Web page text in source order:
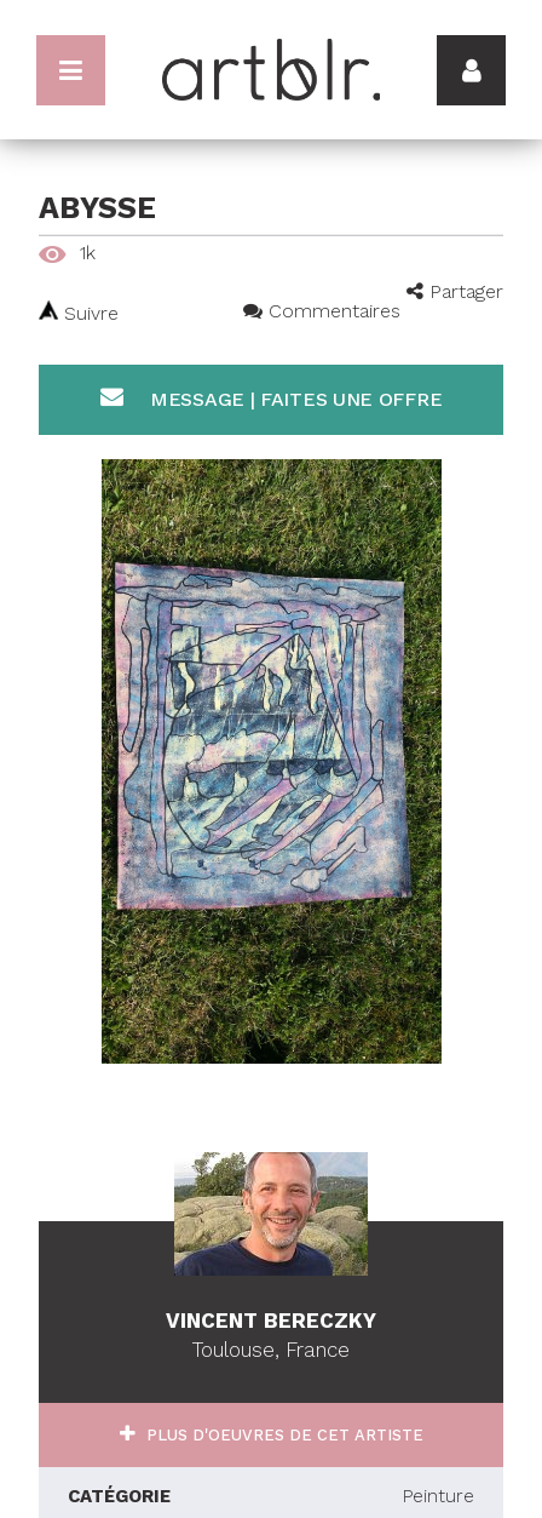
ABYSSE
1k
Partager
Suivre
Commentaires
MESSAGE | FAITES UNE OFFRE
VINCENT BERECZKY
Toulouse, France
PLUS D'OEUVRES DE CET ARTISTE
CATÉGORIE Peinture